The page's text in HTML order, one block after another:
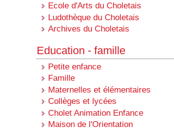
Ecole d'Arts du Choletais
Ludothèque du Choletais
Archives du Choletais
Education - famille
Petite enfance
Famille
Maternelles et élémentaires
Collèges et lycées
Cholet Animation Enfance
Maison de l'Orientation